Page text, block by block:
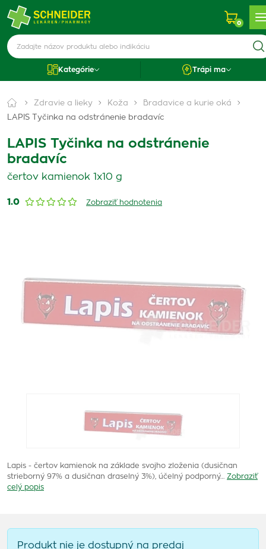
0
Kategórie Trápi ma
Zdravie a lieky Koža
Bradavice a kurie oká
LAPIS Tyčinka na odstránenie bradavíc
LAPIS Tyčinka na odstránenie
bradavíc
čertov kamienok 1x10 g
1.0 Zobraziť hodnotenia
Lapis - čertov kamienok na základe svojho zloženia (dusičnan
strieborný 97% a dusičnan draselný 3%), účelný podporný…
Zobraziť
celý popis
Produkt nie je dostupný na predaj